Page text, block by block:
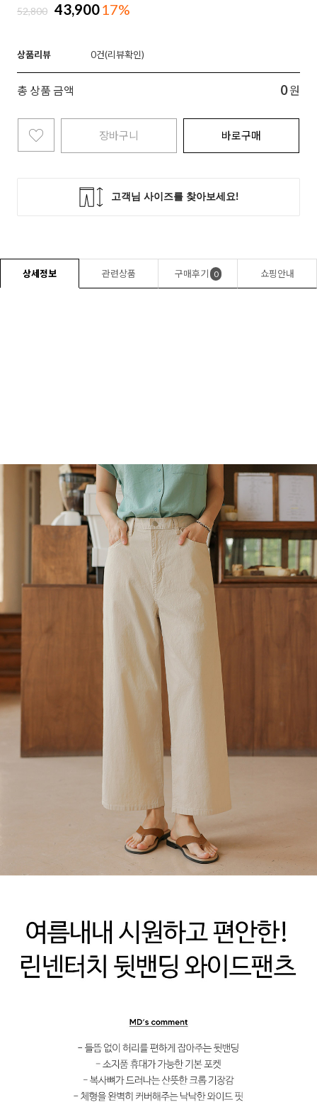
52,800 43,90017%
상품리뷰 0
총 상품 금액 0 원
장바구니 바로구매
상세정보 관련상품 구매후기 0 쇼핑안내